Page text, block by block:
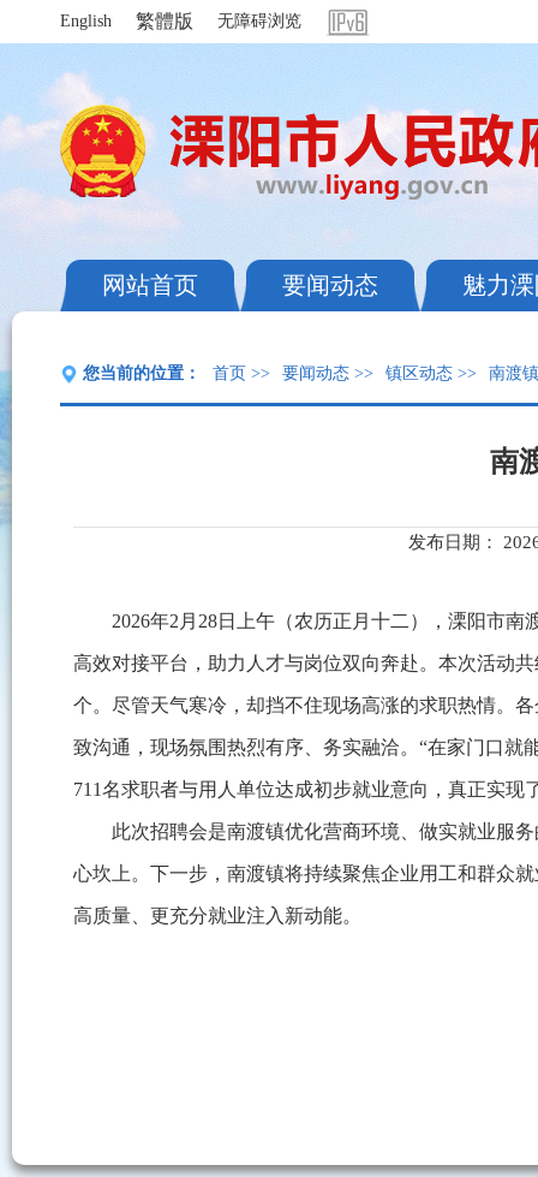
English 繁體版 无障碍浏览
网站首页 要闻动态 魅力
您当前的位置： 首页 >> 要闻动态 >> 镇区动态 >> 南渡镇
南
发布日期：
2026年2月28日上午（农历正月十二），溧阳市
高效对接平台，助力人才与岗位双向奔赴。本次活动
个。尽管天气寒冷，却挡不住现场高涨的求职热情。
致沟通，现场氛围热烈有序、务实融洽。“在家门口就
711名求职者与用人单位达成初步就业意向，真正实
此次招聘会是南渡镇优化营商环境、做实就业服
心坎上。下一步，南渡镇将持续聚焦企业用工和群众
高质量、更充分就业注入新动能。